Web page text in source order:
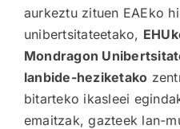
aurkeztu zituen EAEko
unibertsitateetako,
Mondragon
lanbide-heziketako
bitarteko ikasleei
emaitzak, gazteek lan-